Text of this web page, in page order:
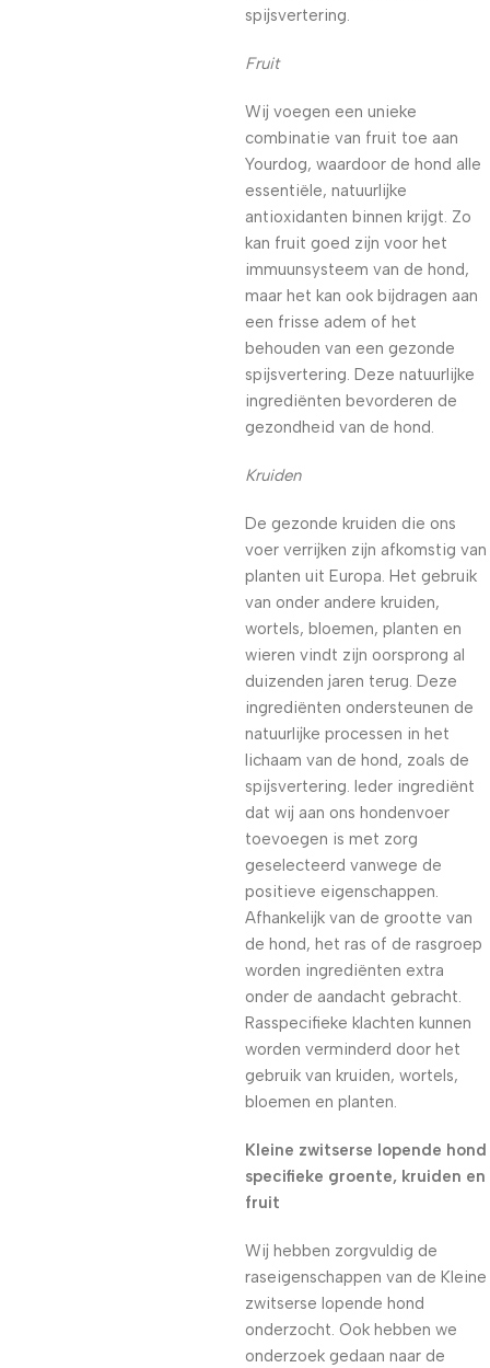
spijsvertering.
Fruit
Wij voegen een unieke
combinatie van fruit toe aan
Yourdog, waardoor de hond alle
essentiële, natuurlijke
antioxidanten binnen krijgt. Zo
kan fruit goed zijn voor het
immuunsysteem van de hond,
maar het kan ook bijdragen aan
een frisse adem of het
behouden van een gezonde
spijsvertering. Deze natuurlijke
ingrediënten bevorderen de
gezondheid van de hond.
Kruiden
De gezonde kruiden die ons
voer verrijken zijn afkomstig van
planten uit Europa. Het gebruik
van onder andere kruiden,
wortels, bloemen, planten en
wieren vindt zijn oorsprong al
duizenden jaren terug. Deze
ingrediënten ondersteunen de
natuurlijke processen in het
lichaam van de hond, zoals de
spijsvertering. Ieder ingrediënt
dat wij aan ons hondenvoer
toevoegen is met zorg
geselecteerd vanwege de
positieve eigenschappen.
Afhankelijk van de grootte van
de hond, het ras of de rasgroep
worden ingrediënten extra
onder de aandacht gebracht.
Rasspecifieke klachten kunnen
worden verminderd door het
gebruik van kruiden, wortels,
bloemen en planten.
Kleine zwitserse lopende hond
specifieke groente, kruiden en
fruit
Wij hebben zorgvuldig de
raseigenschappen van de Kleine
zwitserse lopende hond
onderzocht. Ook hebben we
onderzoek gedaan naar de